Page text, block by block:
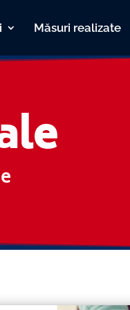
Măsuri realizate